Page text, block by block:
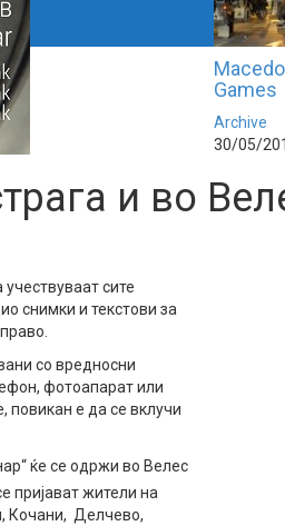
и во
сите
снимки и текстови за
со вредносни
фотоапарат или
повикан е да се вклучи
ќе се одржи во Велес
пријават жители на
Кочани, Делчево,
Games
Archive
30/05/